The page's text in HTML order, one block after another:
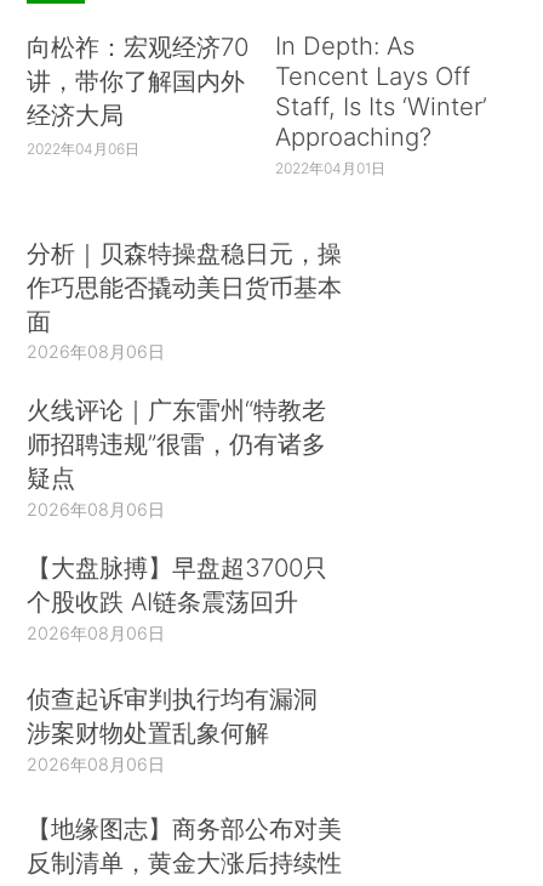
向松祚：宏观经济70
讲，带你了解国内外
经济大局
2022年04月06日
In Depth: As
Tencent Lays Off
Staff, Is Its ‘Winter’
Approaching?
2022年04月01日
分析｜贝森特操盘稳日元，操
作巧思能否撬动美日货币基本
面
2026年08月06日
火线评论｜广东雷州“特教老
师招聘违规”很雷，仍有诸多
疑点
2026年08月06日
【大盘脉搏】早盘超3700只
个股收跌 AI链条震荡回升
2026年08月06日
侦查起诉审判执行均有漏洞
涉案财物处置乱象何解
2026年08月06日
【地缘图志】商务部公布对美
反制清单，黄金大涨后持续性